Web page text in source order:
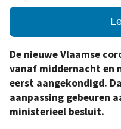
De nieuwe Vlaamse
vanaf middernacht en
eerst aangekondigd.
aanpassing gebeuren
ministerieel besluit.